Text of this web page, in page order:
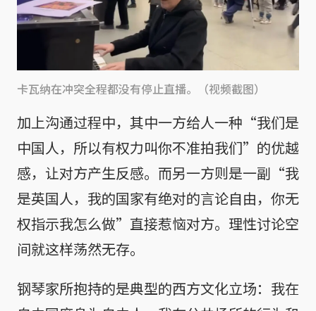
卡瓦纳在冲突全程都没有停止直播。（视频截图）
加上沟通过程中，其中一方给人一种“我们是
中国人，所以有权力叫你不准拍我们”的优越
感，让对方产生反感。而另一方则是一副“我
是英国人，我的国家有绝对的言论自由，你无
权指示我怎么做”直接惹恼对方。理性讨论空
间就这样荡然无存。
钢琴家所抱持的是典型的西方文化立场：我在